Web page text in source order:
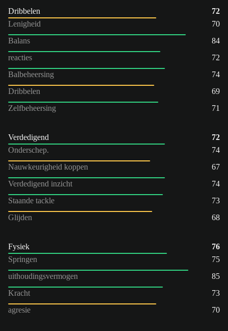
Dribbelen
72
Lenigheid
70
Balans
84
reacties
72
Balbeheersing
74
Dribbelen
69
Zelfbeheersing
71
Verdedigend
72
Onderschep.
74
Nauwkeurigheid koppen
67
Verdedigend inzicht
74
Staande tackle
73
Glijden
68
Fysiek
76
Springen
75
uithoudingsvermogen
85
Kracht
73
agresie
70